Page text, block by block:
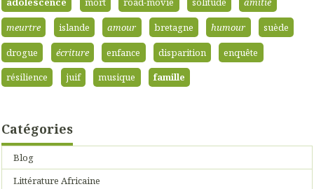
meurtre
islande amour bretagne humour
suède
drogue
écriture enfance disparition
enquête
résilience
juif musique famille
Catégories
Blog
Littérature Africaine